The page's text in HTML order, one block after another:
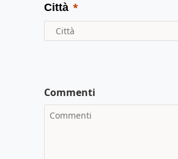
Città
Commenti